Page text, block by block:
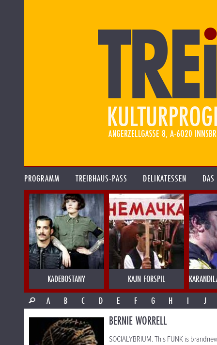
PROGRAMM TREIBHAUS-PASS DELIKATESSEN
KADEBOSTANY KAJN FORSPIL
A
B C D E F G H I J
BERNIE WORRELL
SOCIALYBRIUM. This FUNK is